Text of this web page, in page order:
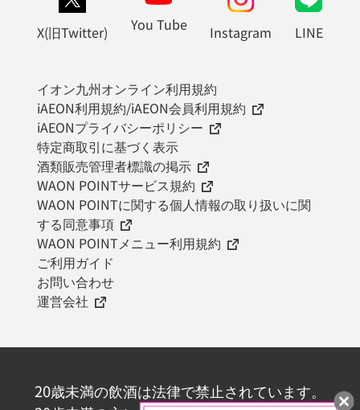
X(旧Twitter) You Tube Instagram LINE
イオン九州オンライン利用規約
iAEON利用規約/iAEON会員利用規約
iAEONプライバシーポリシー
特定商取引に基づく表示
酒類販売管理者標識の掲示
WAON POINTサービス規約
WAON POINTに関する個人情報の取り扱いに関
する同意事項
WAON POINTメニュー利用規約
ご利用ガイド
お問い合わせ
運営会社
20歳未満の飲酒は法律で禁止されています。